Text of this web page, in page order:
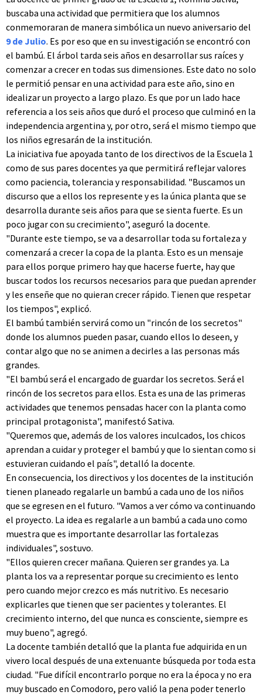
buscaba una actividad que permitiera que los alumnos
conmemoraran de manera simbólica un nuevo aniversario del
9 de Julio. Es por eso que en su investigación se encontró con
el bambú. El árbol tarda seis años en desarrollar sus raíces y
comenzar a crecer en todas sus dimensiones. Este dato no solo
le permitió pensar en una actividad para este año, sino en
idealizar un proyecto a largo plazo. Es que por un lado hace
referencia a los seis años que duró el proceso que culminó en la
independencia argentina y, por otro, será el mismo tiempo que
los niños egresarán de la institución.
La iniciativa fue apoyada tanto de los directivos de la Escuela 1
como de sus pares docentes ya que permitirá reflejar valores
como paciencia, tolerancia y responsabilidad. "Buscamos un
discurso que a ellos los represente y es la única planta que se
desarrolla durante seis años para que se sienta fuerte. Es un
poco jugar con su crecimiento", aseguró la docente.
"Durante este tiempo, se va a desarrollar toda su fortaleza y
comenzará a crecer la copa de la planta. Esto es un mensaje
para ellos porque primero hay que hacerse fuerte, hay que
buscar todos los recursos necesarios para que puedan aprender
y les enseñe que no quieran crecer rápido. Tienen que respetar
los tiempos", explicó.
El bambú también servirá como un "rincón de los secretos"
donde los alumnos pueden pasar, cuando ellos lo deseen, y
contar algo que no se animen a decirles a las personas más
grandes.
"El bambú será el encargado de guardar los secretos. Será el
rincón de los secretos para ellos. Esta es una de las primeras
actividades que tenemos pensadas hacer con la planta como
principal protagonista", manifestó Sativa.
"Queremos que, además de los valores inculcados, los chicos
aprendan a cuidar y proteger el bambú y que lo sientan como si
estuvieran cuidando el país", detalló la docente.
En consecuencia, los directivos y los docentes de la institución
tienen planeado regalarle un bambú a cada uno de los niños
que se egresen en el futuro. "Vamos a ver cómo va continuando
el proyecto. La idea es regalarle a un bambú a cada uno como
muestra que es importante desarrollar las fortalezas
individuales", sostuvo.
"Ellos quieren crecer mañana. Quieren ser grandes ya. La
planta los va a representar porque su crecimiento es lento
pero cuando mejor crezco es más nutritivo. Es necesario
explicarles que tienen que ser pacientes y tolerantes. El
crecimiento interno, del que nunca es consciente, siempre es
muy bueno", agregó.
La docente también detalló que la planta fue adquirida en un
vivero local después de una extenuante búsqueda por toda esta
ciudad. "Fue difícil encontrarlo porque no era la época y no era
muy buscado en Comodoro, pero valió la pena poder tenerlo